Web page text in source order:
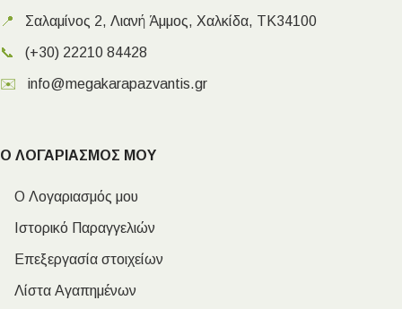
📍 Σαλαμίνος 2, Λιανή Άμμος, Χαλκίδα, ΤΚ34100
📞 (+30) 22210 84428
✉️ info@megakarapazvantis.gr
Ο ΛΟΓΑΡΙΑΣΜΟΣ ΜΟΥ
Ο Λογαριασμός μου
Ιστορικό Παραγγελιών
Επεξεργασία στοιχείων
Λίστα Αγαπημένων